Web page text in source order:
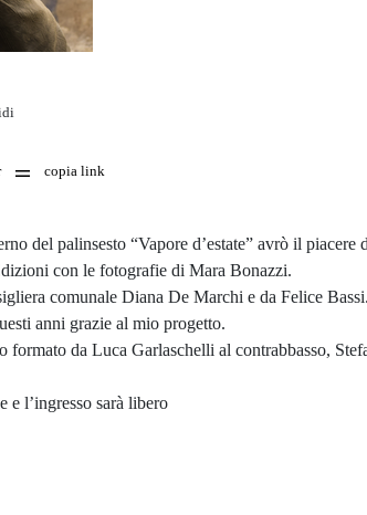
copia link
del palinsesto “Vapore d’estate” avrò il
con le fotografie di Mara Bonazzi.
comunale Diana De Marchi e da Felice Bassi.
anni grazie al mio progetto.
formato da Luca Garlaschelli al contrabbasso,
e l’ingresso sarà libero